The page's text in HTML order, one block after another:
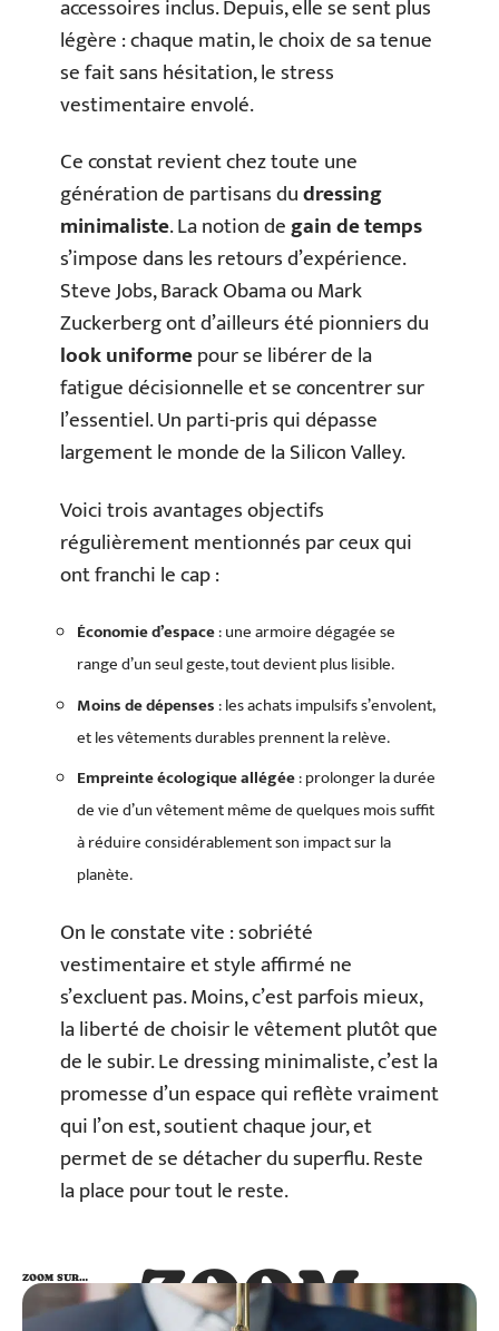
accessoires inclus. Depuis, elle se sent plus
légère : chaque matin, le choix de sa tenue
se fait sans hésitation, le stress
vestimentaire envolé.
Ce constat revient chez toute une
génération de partisans dudressing
minimaliste. La notion degain de temps
s’impose dans les retours d’expérience.
Steve Jobs, Barack Obama ou Mark
Zuckerberg ont d’ailleurs été pionniers du
look uniformepour se libérer de la
fatigue décisionnelle et se concentrer sur
l’essentiel. Un parti-pris qui dépasse
largement le monde de la Silicon Valley.
Voici trois avantages objectifs
régulièrement mentionnés par ceux qui
ont franchi le cap :
Économie d’espace: une armoire dégagée se
range d’un seul geste, tout devient plus lisible.
Moins de dépenses: les achats impulsifs s’envolent,
et les vêtements durables prennent la relève.
Empreinte écologique allégée: prolonger la durée
de vie d’un vêtement même de quelques mois suffit
à réduire considérablement son impact sur la
planète.
On le constate vite : sobriété
vestimentaire et style affirmé ne
s’excluent pas. Moins, c’est parfois mieux,
la liberté de choisir le vêtement plutôt que
de le subir. Le dressing minimaliste, c’est la
promesse d’un espace qui reflète vraiment
qui l’on est, soutient chaque jour, et
permet de se détacher du superflu. Reste
la place pour tout le reste.
ZOOM
SUR…
ZOOM SUR…